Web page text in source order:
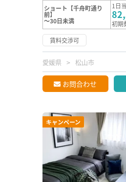
ショート【千舟町通り
前】
～30日未満
1日
初期
賃料交渉可
愛媛県 松山市
お問合わせ
キャンペーン